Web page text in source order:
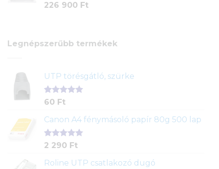
226 900 Ft
Legnépszerűbb termékek
UTP törésgátló, szürke
Értékelés
ből,
1
értékelés
alapján
60 Ft
Canon A4 fénymásoló papír 80g 500 lap
Értékelés
ből,
2
2 290 Ft
Roline UTP csatlakozó dugó